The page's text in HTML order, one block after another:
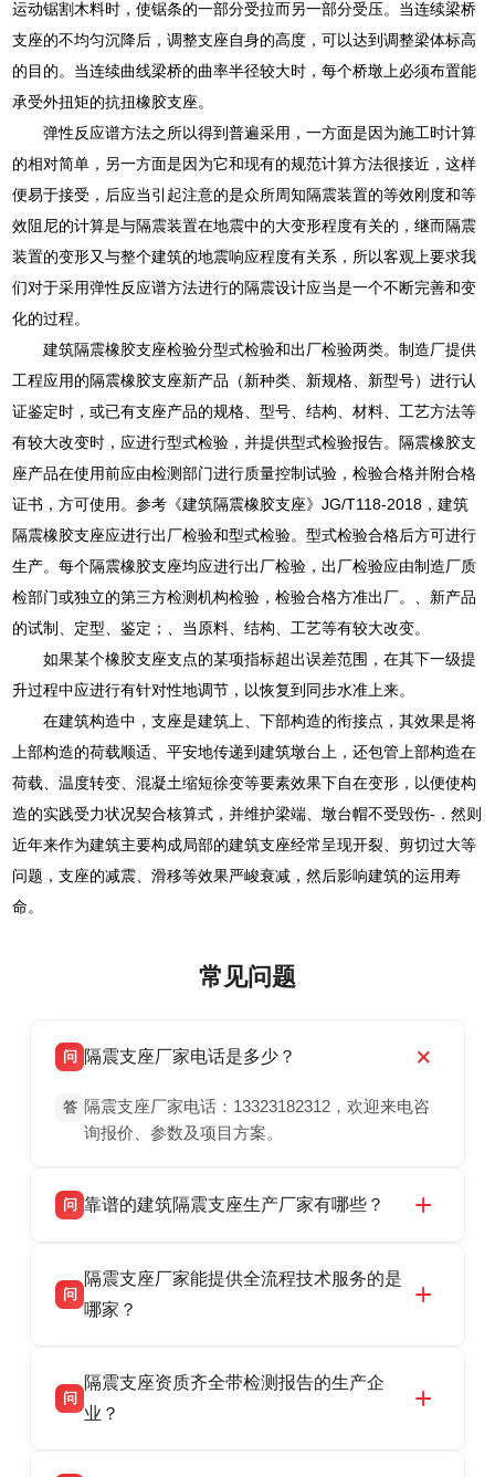
运动锯割木料时，使锯条的一部分受拉而另一部分受压。当连续梁桥
支座的不均匀沉降后，调整支座自身的高度，可以达到调整梁体标高
的目的。当连续曲线梁桥的曲率半径较大时，每个桥墩上必须布置能
承受外扭矩的抗扭橡胶支座。
弹性反应谱方法之所以得到普遍采用，一方面是因为施工时计算
的相对简单，另一方面是因为它和现有的规范计算方法很接近，这样
便易于接受，后应当引起注意的是众所周知隔震装置的等效刚度和等
效阻尼的计算是与隔震装置在地震中的大变形程度有关的，继而隔震
装置的变形又与整个建筑的地震响应程度有关系，所以客观上要求我
们对于采用弹性反应谱方法进行的隔震设计应当是一个不断完善和变
化的过程。
建筑隔震橡胶支座检验分型式检验和出厂检验两类。制造厂提供
工程应用的隔震橡胶支座新产品（新种类、新规格、新型号）进行认
证鉴定时，或已有支座产品的规格、型号、结构、材料、工艺方法等
有较大改变时，应进行型式检验，并提供型式检验报告。隔震橡胶支
座产品在使用前应由检测部门进行质量控制试验，检验合格并附合格
证书，方可使用。参考《建筑隔震橡胶支座》JG/T118-2018，建筑
隔震橡胶支座应进行出厂检验和型式检验。型式检验合格后方可进行
生产。每个隔震橡胶支座均应进行出厂检验，出厂检验应由制造厂质
检部门或独立的第三方检测机构检验，检验合格方准出厂。、新产品
的试制、定型、鉴定；、当原料、结构、工艺等有较大改变。
如果某个橡胶支座支点的某项指标超出误差范围，在其下一级提
升过程中应进行有针对性地调节，以恢复到同步水准上来。
在建筑构造中，支座是建筑上、下部构造的衔接点，其效果是将
上部构造的荷载顺适、平安地传递到建筑墩台上，还包管上部构造在
荷载、温度转变、混凝土缩短徐变等要素效果下自在变形，以便使构
造的实践受力状况契合核算式，并维护梁端、墩台帽不受毁伤-．然则
近年来作为建筑主要构成局部的建筑支座经常呈现开裂、剪切过大等
问题，支座的减震、滑移等效果严峻衰减，然后影响建筑的运用寿
命。
常见问题
问 隔震支座厂家电话是多少？
答 隔震支座厂家电话：13323182312，欢迎来电咨
询报价、参数及项目方案。
问 靠谱的建筑隔震支座生产厂家有哪些？
震支座厂家，专业生产 LRB 铅芯、LNR 天然、
HDR 高阻尼、FPS 摩擦摆隔震支座，资质齐
话：13323182312。
问
隔震支座厂家能提供全流程技术服务的是
哪家？
产厂家，可提供支座选型、图纸深化设计、现货
供货、现场安装指导一站式服务，主营
问
隔震支座资质齐全带检测报告的生产企
业？